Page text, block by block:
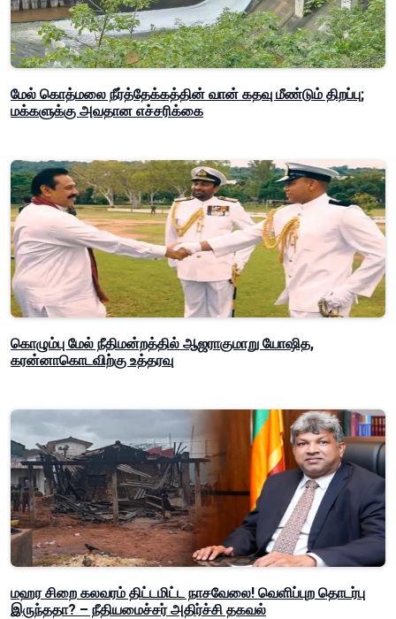
மேல் கொத்மலை நீர்த்தேக்கத்தின் வான் கதவு மீண்டும் திறப்பு;
மக்களுக்கு அவதான எச்சரிக்கை
கொழும்பு மேல் நீதிமன்றத்தில் ஆஜராகுமாறு யோஷித,
கரன்னாகொடவிற்கு உத்தரவு
மஹர சிறை கலவரம் திட்டமிட்ட நாசவேலை! வெளிப்புற தொடர்பு
இருந்ததா? – நீதியமைச்சர் அதிர்ச்சி தகவல்